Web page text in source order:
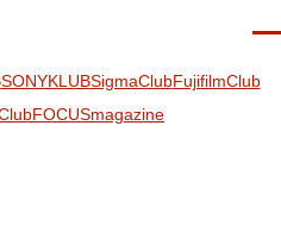
SONYKLUBSigmaClubFujifilmClub
FOCUSmagazine